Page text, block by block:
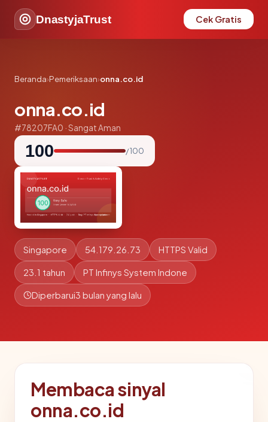
DnastyjaTrust Cek Gratis
Beranda›Pemeriksaan›onna.co.id
onna.co.id
#78207FA0 · Sangat Aman
100 / 100
Singapore 54.179.26.73 HTTPS Valid
23.1 tahun PT Infinys System Indone
Diperbarui3 bulan yang lalu
Membaca sinyal
onna.co.id